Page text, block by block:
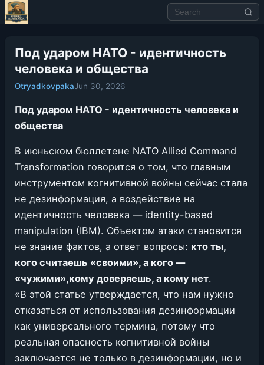
Под ударом НАТО - идентичность
человека и общества
OtryadkovpakaJun 30, 2026
Под ударом НАТО - идентичность человека и
общества
В июньском бюллетене NATO Allied Command
Transformation говорится о том, что главным
инструментом когнитивной войны сейчас стала
не дезинформация, а воздействие на
идентичность человека — identity-based
manipulation (IBM). Объектом атаки становится
не знание фактов, а ответ вопросы: кто ты,
кого считаешь «своими», а кого —
«чужими»,кому доверяешь, а кому нет.
«В этой статье утверждается, что нам нужно
отказаться от использования дезинформации
как универсального термина, потому что
реальная опасность когнитивной войны
заключается не только в дезинформации, но и